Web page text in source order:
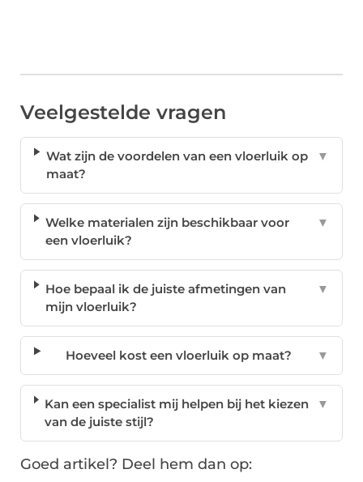
Veelgestelde vragen
Wat zijn de voordelen van een vloerluik op
maat?
▼
Welke materialen zijn beschikbaar voor
een vloerluik?
▼
Hoe bepaal ik de juiste afmetingen van
mijn vloerluik?
▼
Hoeveel kost een vloerluik op maat? ▼
Kan een specialist mij helpen bij het kiezen
van de juiste stijl?
▼
Goed artikel? Deel hem dan op: